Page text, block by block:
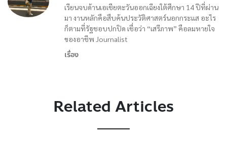
เรียนจบด้านเอเชียตะวันออกเฉียงใต้ศึกษา 14 ปีที่ผ่าน
มา งานหลักคือสืบค้นประวัติศาสตร์นอกกระแส อะไร
ก็ตามที่รัฐชอบปกปิด เชื่อว่า “เสรีภาพ” คือลมหายใจ
ของอาชีพ Journalist
เรื่อง
Related Articles